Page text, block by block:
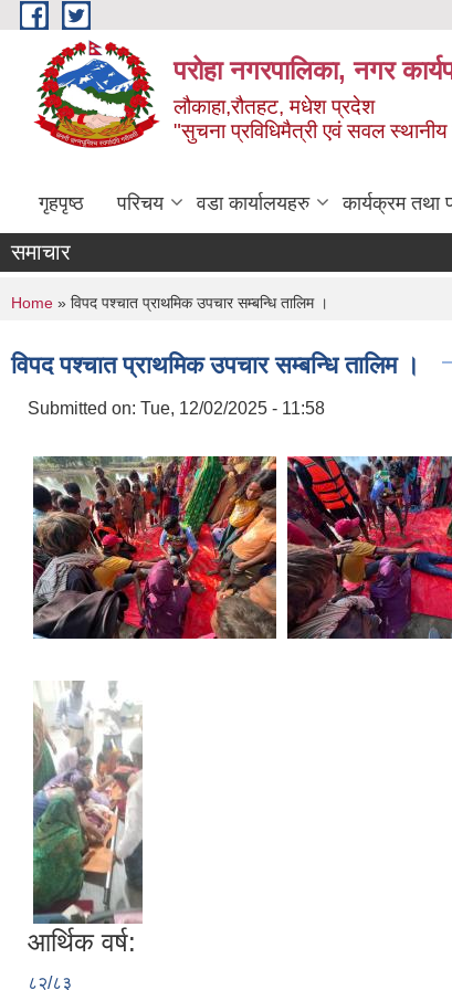
Skip to main content
परोहा नगरपालिका, नगर
लौकाहा,रौतहट, मधेश प्रदेश
"सुचना प्रविधिमैत्री एवं सवल स्थानीय
गृहपृष्ठ परिचय वडा कार्यालयहरु कार्यक्रम तथा
समाचार
You are here
Home » विपद पश्चात प्राथमिक उपचार सम्बन्धि तालिम ।
विपद पश्चात प्राथमिक उपचार सम्बन्धि तालिम ।
Submitted on: Tue, 12/02/2025 - 11:58
आर्थिक वर्ष:
८२/८३